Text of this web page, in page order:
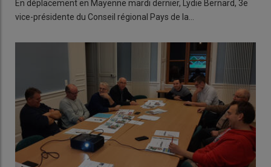
En déplacement en Mayenne mardi dernier, Lydie Bernard, 3e
vice-présidente du Conseil régional Pays de la…